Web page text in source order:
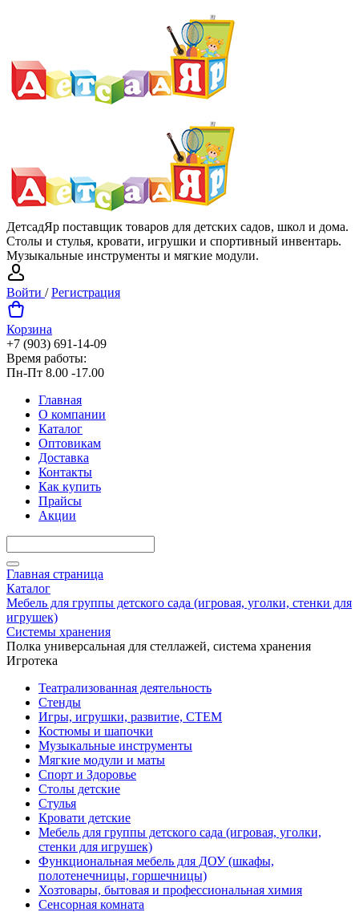
ДетсадЯр поставщик товаров для детских садов, школ и дома.
Столы и стулья, кровати, игрушки и спортивный инвентарь.
Музыкальные инструменты и мягкие модули.
Войти /Регистрация
Корзина
+7 (903) 691-14-09
Время работы:
Пн-Пт 8.00 -17.00
Главная
О компании
Каталог
Оптовикам
Доставка
Контакты
Как купить
Прайсы
Акции
Главная страница
Каталог
Мебель для группы детского сада (игровая, уголки, стенки для
игрушек)
Системы хранения
Полка универсальная для стеллажей, система хранения
Игротека
Театрализованная деятельность
Стенды
Игры, игрушки, развитие, СТЕМ
Костюмы и шапочки
Музыкальные инструменты
Мягкие модули и маты
Спорт и Здоровье
Столы детские
Стулья
Кровати детские
Мебель для группы детского сада (игровая, уголки,
стенки для игрушек)
Функциональная мебель для ДОУ (шкафы,
полотенечницы, горшечницы)
Хозтовары, бытовая и профессиональная химия
Сенсорная комната